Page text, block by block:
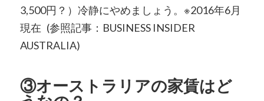
3,500円？）冷静にやめましょう。※2016年6月
現在 (参照記事：BUSINESS INSIDER
AUSTRALIA)
③オーストラリアの家賃はど